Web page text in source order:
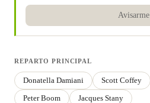
Avisarme
REPARTO PRINCIPAL
Donatella Damiani Scott Coffey
Peter Boom
Jacques Stany